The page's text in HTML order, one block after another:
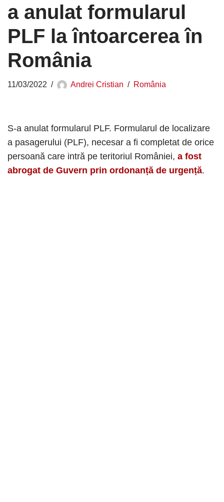
a anulat formularul
PLF la întoarcerea în
România
11/03/2022 Andrei Cristian România
S-a anulat formularul PLF. Formularul de localizare
a pasagerului (PLF), necesar a fi completat de orice
persoană care intră pe teritoriul României, a fost
abrogat de Guvern prin ordonanță de urgență.